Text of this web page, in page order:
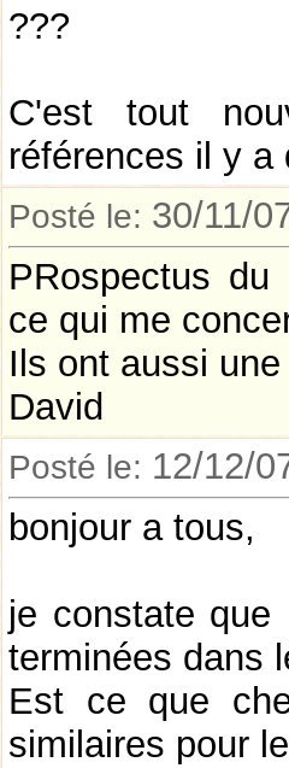
???
C'est tout
références il y
Posté le: 30/11/
PRospectus
ce qui me
Ils ont aussi
David
Posté le: 12/12/
bonjour a tous,
je constate
terminées dans
Est ce que
similaires pour